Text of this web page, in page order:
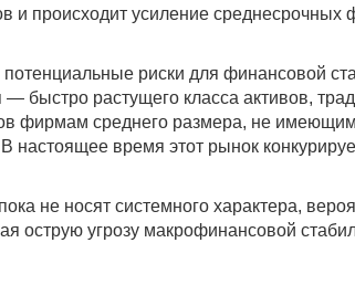
и происходит усиление среднесрочных
риски для финансовой
быстро растущего класса активов,
фирмам среднего размера, не
время этот рынок
не носят системного характера,
острую угрозу макрофинансовой